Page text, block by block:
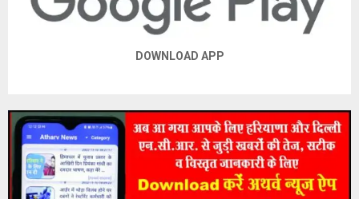
DOWNLOAD APP